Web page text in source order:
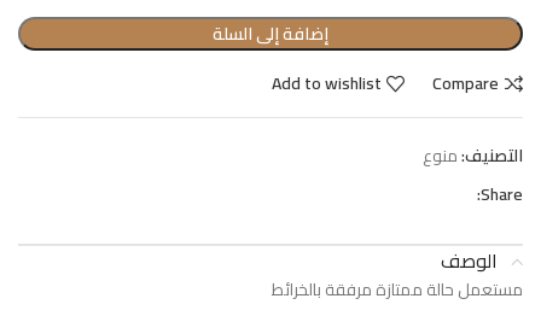
إضافة إلى السلة
Compare
Add to wishlist
التصنيف:منوع
Share:
الوصف
‏مستعمل حالة ممتازة ‏مرفقة بالخرائط